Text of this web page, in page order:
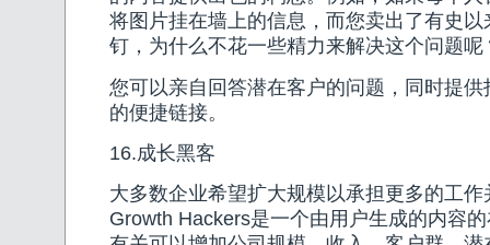
将图片挂在墙上的信息，而您卖出了有史
钉，为什么不花一些精力来解决这个问题呢
您可以亲自回答潜在客户的问题，同时提
的便捷链接。
16.成长黑客
大多数企业希望扩大规模以承担更多的工
Growth Hackers是一个由用户生成的内容